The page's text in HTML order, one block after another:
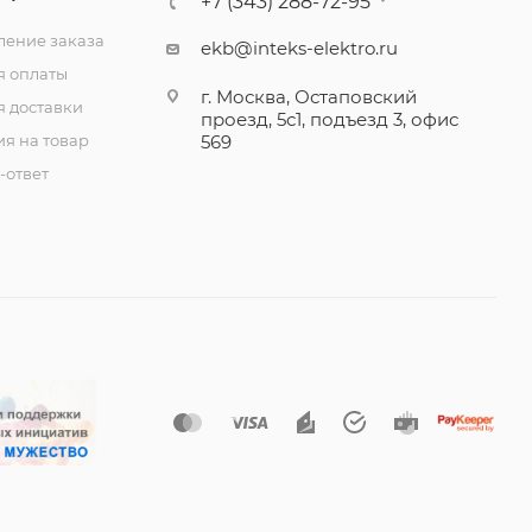
заказа
оплаты
доставки
на товар
ekb@inteks-elektro.ru
г. Москва, Остаповский
проезд, 5с1, подъезд 3, офис
569